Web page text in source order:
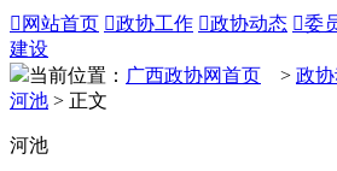
 网站首页 政协工作 政协动态 委
建设
当前位置： 广西政协网首页 > 政
河池 > 正文
河池